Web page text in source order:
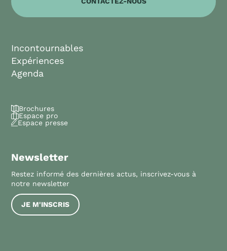
Incontournables
Expériences
Agenda
Brochures
Espace pro
Espace presse
Newsletter
Restez informé des dernières actus, inscrivez-vous à
notre newsletter
JE M'INSCRIS